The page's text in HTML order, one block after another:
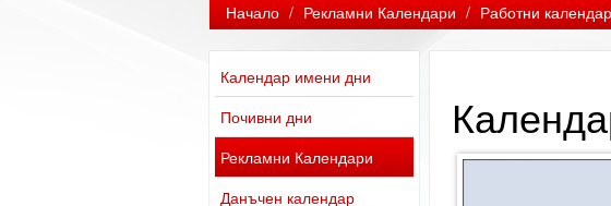
Начало / Рекламни Календари / Работни
Календар имени дни
Почивни дни
Рекламни Календари
Данъчен календар